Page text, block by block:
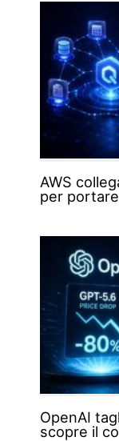
AWS
per
OpenAI
scopre il